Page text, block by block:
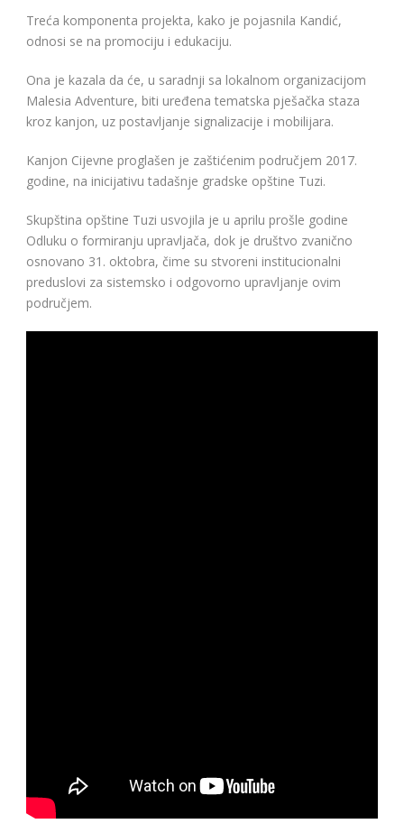
Treća komponenta projekta, kako je pojasnila Kandić,
odnosi se na promociju i edukaciju.
Ona je kazala da će, u saradnji sa lokalnom organizacijom
Malesia Adventure, biti uređena tematska pješačka staza
kroz kanjon, uz postavljanje signalizacije i mobilijara.
Kanjon Cijevne proglašen je zaštićenim područjem 2017.
godine, na inicijativu tadašnje gradske opštine Tuzi.
Skupština opštine Tuzi usvojila je u aprilu prošle godine
Odluku o formiranju upravljača, dok je društvo zvanično
osnovano 31. oktobra, čime su stvoreni institucionalni
preduslovi za sistemsko i odgovorno upravljanje ovim
područjem.